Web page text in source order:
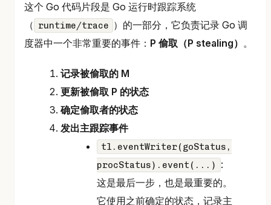
这个 Go 代码片段是 Go 运行时跟踪系统
（ runtime/trace ）的一部分，它负责记录 Go 调
度器中一个非常重要的事件： P 偷取（P stealing） 。
记录被偷取的 M
更新被偷取 P 的状态
确定偷取者的状态
发出主跟踪事件
tl.eventWriter(goStatus,
procStatus).event(...)
:
这是最后一步，也是最重要的。
它使用之前确定的状态，记录主